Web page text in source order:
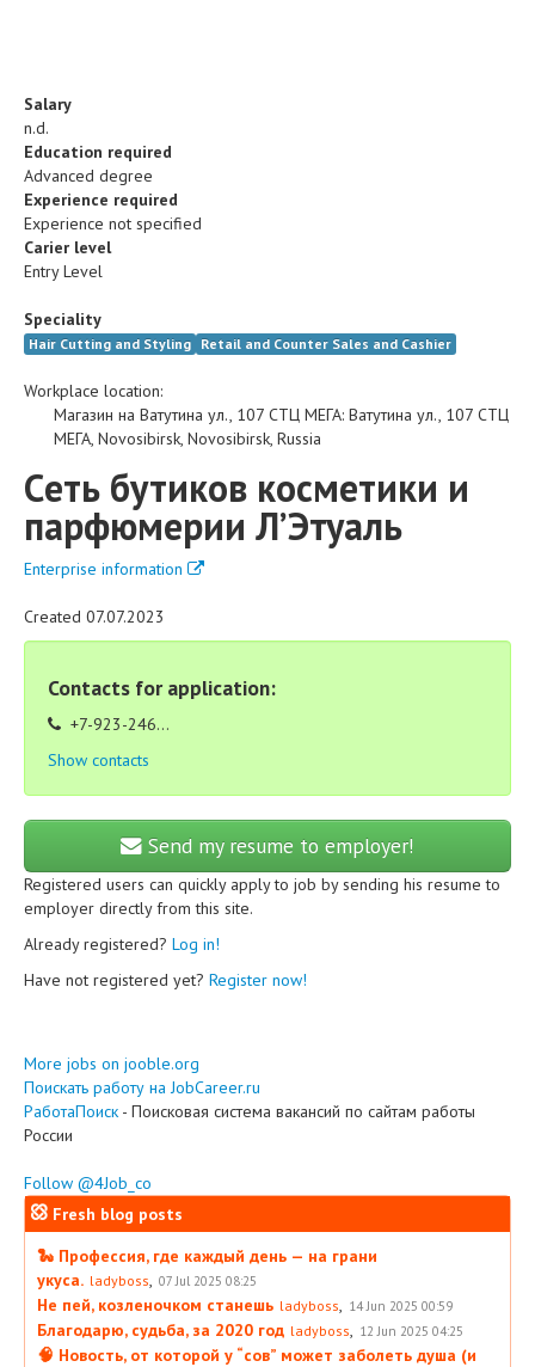
Salary
n.d.
Education required
Advanced degree
Experience required
Experience not specified
Carier level
Entry Level
Speciality
Hair Cutting and Styling Retail and Counter Sales and Cashier
Workplace location:
Магазин на Ватутина ул., 107 СТЦ МЕГА: Ватутина ул., 107 СТЦ
МЕГА, Novosibirsk, Novosibirsk, Russia
Cеть бутиков косметики и
парфюмерии Л’Этуаль
Enterprise information
Created 07.07.2023
Contacts for application:
+7-923-246...
Show contacts
Send my resume to employer!
Registered users can quickly apply to job by sending his resume to
employer directly from this site.
Already registered? Log in!
Have not registered yet? Register now!
More jobs on jooble.org
Поискать работу на JobCareer.ru
РаботаПоиск - Поисковая система вакансий по сайтам работы
России
Follow @4Job_co
Fresh blog posts
🐍 Профессия, где каждый день — на грани
укуса. ladyboss, 07 Jul 2025 08:25
Не пей, козленочком станешь ladyboss, 14 Jun 2025 00:59
Благодарю, судьба, за 2020 год ladyboss, 12 Jun 2025 04:25
🧠 Новость, от которой у “сов” может заболеть душа (и